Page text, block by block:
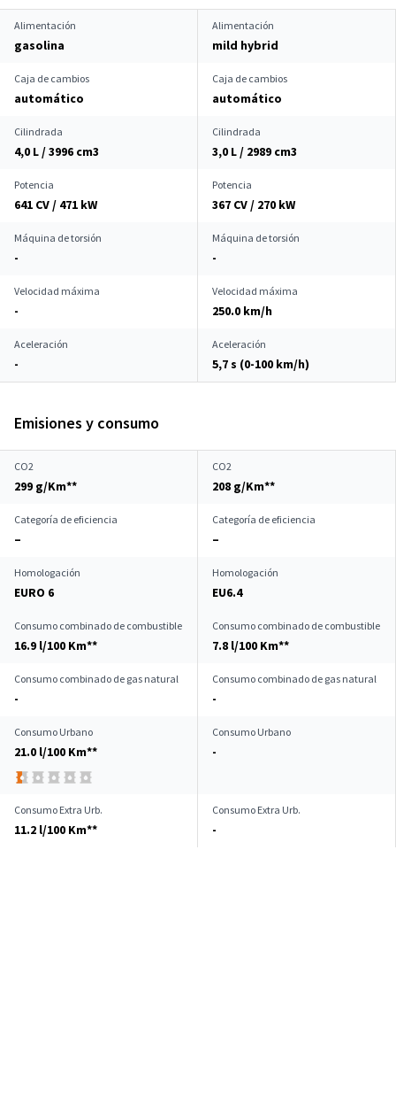
Alimentación
gasolina
Alimentación
mild hybrid
Caja de cambios
automático
Caja de cambios
automático
Cilindrada
4,0 L / 3996 cm3
Cilindrada
3,0 L / 2989 cm3
Potencia
641 CV / 471 kW
Potencia
367 CV / 270 kW
Máquina de torsión
-
Máquina de torsión
-
Velocidad máxima
-
Velocidad máxima
250.0 km/h
Aceleración
-
Aceleración
5,7 s (0-100 km/h)
Emisiones y consumo
CO2
299 g/Km**
CO2
208 g/Km**
Categoría de eficiencia
–
Categoría de eficiencia
–
Homologación
EURO 6
Homologación
EU6.4
Consumo combinado de combustible
16.9 l/100 Km**
Consumo combinado de combustible
7.8 l/100 Km**
Consumo combinado de gas natural
-
Consumo combinado de gas natural
-
Consumo Urbano
21.0 l/100 Km**
Consumo Urbano
-
Consumo Extra Urb.
11.2 l/100 Km**
Consumo Extra Urb.
-